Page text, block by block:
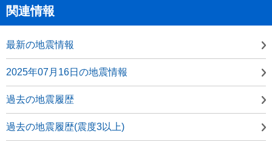
関連情報
最新の地震情報
2025年07月16日の地震情報
過去の地震履歴
過去の地震履歴(震度3以上)